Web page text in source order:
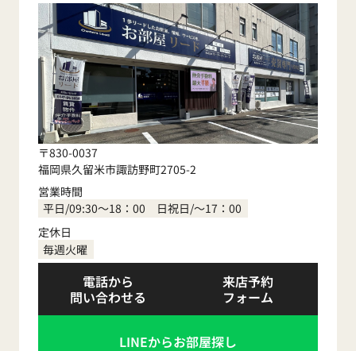
〒830-0037
福岡県久留米市諏訪野町2705-2
営業時間
平日/09:30～18：00 日祝日/～17：00
定休日
毎週火曜
電話から
問い合わせる
来店予約
フォーム
LINEからお部屋探し